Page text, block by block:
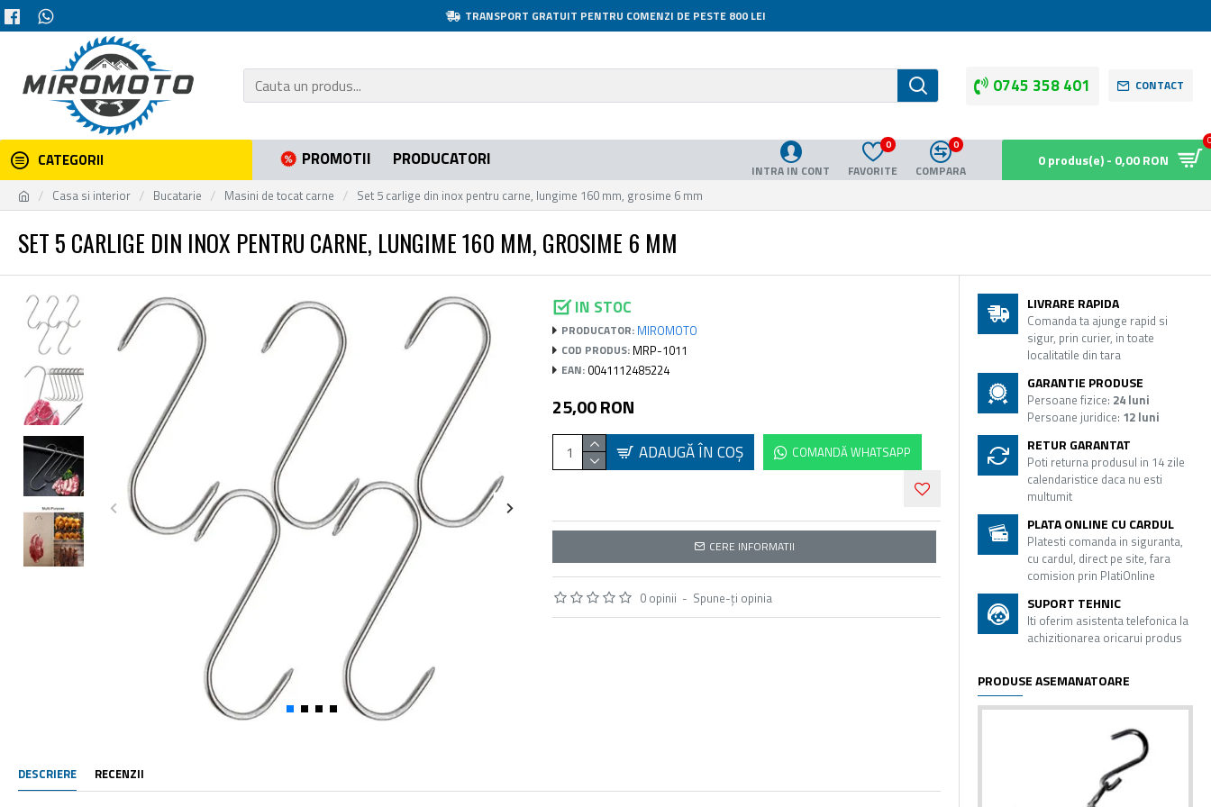
TRANSPORT GRATUIT PENTRU COMENZI DE PESTE 800 LEI
0745 358 401 CONTACT
CATEGORII PROMOTII PRODUCATORI
INTRA IN CONT FAVORITE
0
COMPARA
0
0 produs(e) - 0,00 RON
Casa si interior Bucatarie Masini de tocat carne Set 5 carlige din inox pentru carne, lungime 160 mm, grosime 6 mm
SET 5 CARLIGE DIN INOX PENTRU CARNE, LUNGIME 160 MM, GROSIME 6 MM
IN STOC
PRODUCATOR: MIROMOTO
COD PRODUS: MRP-1011
EAN: 0041112485224
0 opinii - Spune-ţi opinia
25,00 RON
ADAUGĂ ÎN COŞ COMANDĂ WHATSAPP
CERE INFORMATII
DESCRIERE RECENZII
LIVRARE RAPIDA
Comanda ta ajunge rapid si
sigur, prin curier, in toate
localitatile din tara
GARANTIE PRODUSE
Persoane fizice: 24 luni
Persoane juridice: 12 luni
RETUR GARANTAT
Poti returna produsul in 14 zile
calendaristice daca nu esti
multumit
PLATA ONLINE CU CARDUL
Platesti comanda in siguranta,
cu cardul, direct pe site, fara
comision prin PlatiOnline
SUPORT TEHNIC
Iti oferim asistenta telefonica la
achizitionarea oricarui produs
PRODUSE ASEMANATOARE